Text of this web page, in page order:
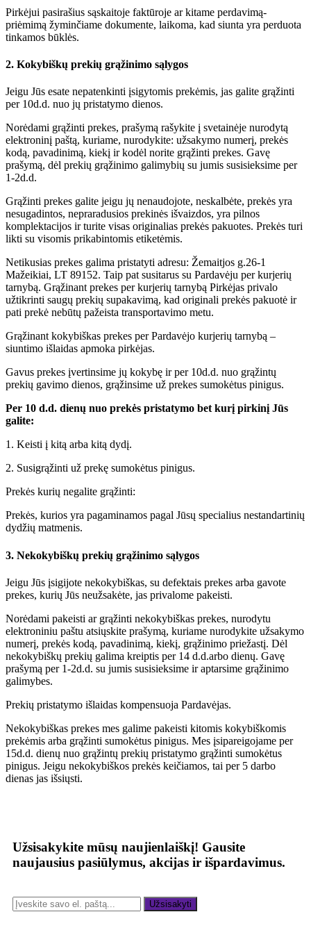
Pirkėjui pasirašius sąskaitoje faktūroje ar kitame perdavimą-
priėmimą žyminčiame dokumente, laikoma, kad siunta yra perduota
tinkamos būklės.
2. Kokybiškų prekių grąžinimo sąlygos
Jeigu Jūs esate nepatenkinti įsigytomis prekėmis, jas galite grąžinti
per 10d.d. nuo jų pristatymo dienos.
Norėdami grąžinti prekes, prašymą rašykite į svetainėje nurodytą
elektroninį paštą, kuriame, nurodykite: užsakymo numerį, prekės
kodą, pavadinimą, kiekį ir kodėl norite grąžinti prekes. Gavę
prašymą, dėl prekių grąžinimo galimybių su jumis susisieksime per
1-2d.d.
Grąžinti prekes galite jeigu jų nenaudojote, neskalbėte, prekės yra
nesugadintos, nepraradusios prekinės išvaizdos, yra pilnos
komplektacijos ir turite visas originalias prekės pakuotes. Prekės turi
likti su visomis prikabintomis etiketėmis.
Netikusias prekes galima pristatyti adresu: Žemaitjos g.26-1
Mažeikiai, LT 89152. Taip pat susitarus su Pardavėju per kurjerių
tarnybą. Grąžinant prekes per kurjerių tarnybą Pirkėjas privalo
užtikrinti saugų prekių supakavimą, kad originali prekės pakuotė ir
pati prekė nebūtų pažeista transportavimo metu.
Grąžinant kokybiškas prekes per Pardavėjo kurjerių tarnybą –
siuntimo išlaidas apmoka pirkėjas.
Gavus prekes įvertinsime jų kokybę ir per 10d.d. nuo grąžintų
prekių gavimo dienos, grąžinsime už prekes sumokėtus pinigus.
Per 10 d.d. dienų nuo prekės pristatymo bet kurį pirkinį Jūs
galite:
1. Keisti į kitą arba kitą dydį.
2. Susigrąžinti už prekę sumokėtus pinigus.
Prekės kurių negalite grąžinti:
Prekės, kurios yra pagaminamos pagal Jūsų specialius nestandartinių
dydžių matmenis.
3. Nekokybiškų prekių grąžinimo sąlygos
Jeigu Jūs įsigijote nekokybiškas, su defektais prekes arba gavote
prekes, kurių Jūs neužsakėte, jas privalome pakeisti.
Norėdami pakeisti ar grąžinti nekokybiškas prekes, nurodytu
elektroniniu paštu atsiųskite prašymą, kuriame nurodykite užsakymo
numerį, prekės kodą, pavadinimą, kiekį, grąžinimo priežastį. Dėl
nekokybiškų prekių galima kreiptis per 14 d.d.arbo dienų. Gavę
prašymą per 1-2d.d. su jumis susisieksime ir aptarsime grąžinimo
galimybes.
Prekių pristatymo išlaidas kompensuoja Pardavėjas.
Nekokybiškas prekes mes galime pakeisti kitomis kokybiškomis
prekėmis arba grąžinti sumokėtus pinigus. Mes įsipareigojame per
15d.d. dienų nuo grąžintų prekių pristatymo grąžinti sumokėtus
pinigus. Jeigu nekokybiškos prekės keičiamos, tai per 5 darbo
dienas jas išsiųsti.
Užsisakykite mūsų naujienlaiškį! Gausite
naujausius pasiūlymus, akcijas ir išpardavimus.
Užsisakyti